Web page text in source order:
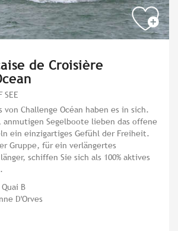
de Croisière
SEE
von Challenge Océan haben es in sich.
anmutigen Segelboote lieben das offene
ein einzigartiges Gefühl der Freiheit.
Gruppe, für ein verlängertes
schiffen Sie sich als 100% aktives
B
D'Orves